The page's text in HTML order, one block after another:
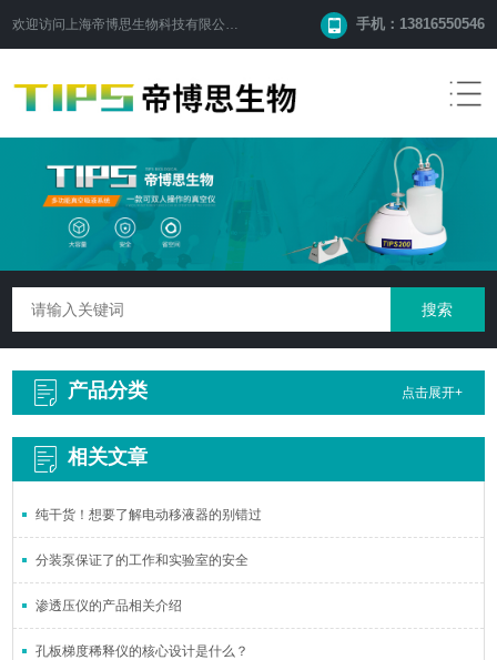
欢迎访问 上海帝博思生物科技有限公司 手机：13816550546
产品分类 点击展开+
相关文章
纯干货！想要了解电动移液器的别错过
分装泵保证了的工作和实验室的安全
渗透压仪的产品相关介绍
孔板梯度稀释仪的核心设计是什么？